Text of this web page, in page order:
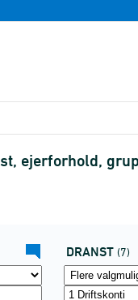
ejerforhold,
DRANST (7)